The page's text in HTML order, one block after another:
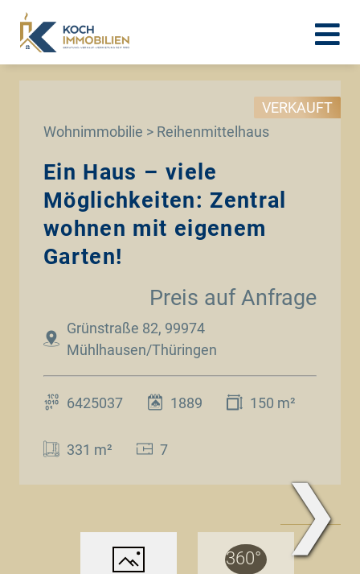
Wohnimmobilie > Reihenmittelhaus
VERKAUFT
Ein Haus – viele
Möglichkeiten: Zentral
wohnen mit eigenem
Garten!
Grünstraße 82, 99974
Mühlhausen/Thüringen
Preis auf Anfrage
6425037 1889 150 m²
331 m² 7
❯